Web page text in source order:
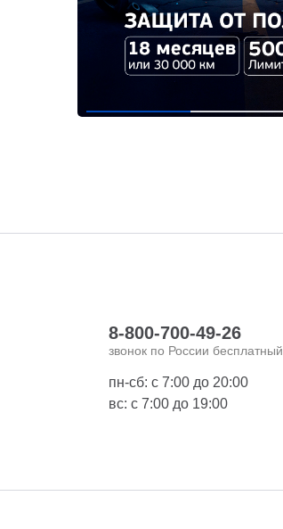
8-800-700-49-26
звонок по России бесплатный
пн-сб: с 7:00 до 20:00
вс: с 7:00 до 19:00